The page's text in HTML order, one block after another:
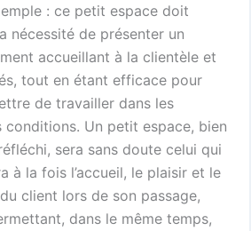
: ce petit espace doit
nécessité de présenter un
accueillant à la clientèle et
tout en étant efficace pour
de travailler dans les
conditions. Un petit espace, bien
sera sans doute celui qui
à la fois l’accueil, le plaisir et le
client lors de son passage,
dans le même temps,